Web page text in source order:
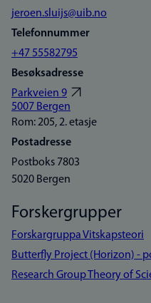
jeroen.sluijs@uib.no
Telefonnummer
+47 55582795
Besøksadresse
Parkveien 9
5007 Bergen
Rom: 205, 2. etasje
Postadresse
Postboks 7803
5020 Bergen
Forskergrupper
Forskargruppa Vitskapsteori
Butterfly Project (Horizon) -
Research Group Theory of